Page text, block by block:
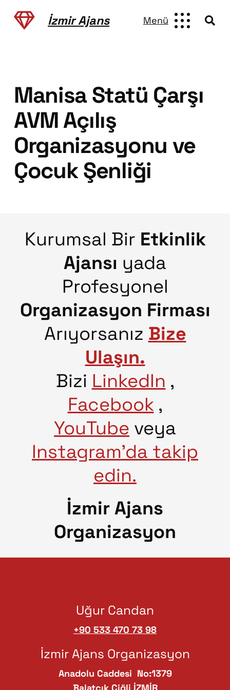
İzmir Ajans Menü
Manisa Statü Çarşı
AVM Açılış
Organizasyonu ve
Çocuk Şenliği
Kurumsal Bir Etkinlik
Ajansı yada
Profesyonel
Organizasyon Firması
Arıyorsanız Bize
Ulaşın.
Bizi LinkedIn ,
Facebook,
YouTube veya
Instagram’da takip
edin.
İzmir Ajans
Organizasyon
Uğur Candan
+90 533 470 73 98
İzmir Ajans Organizasyon
Anadolu Caddesi No:1379